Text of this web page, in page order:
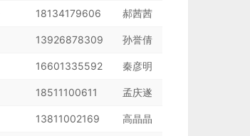
18134179606 郝茜茜
13926878309 孙誉倩
16601335592 秦彦明
18511100611 孟庆遂
13811002169 高晶晶